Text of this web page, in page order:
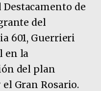
de
del
601, Guerrieri
en la
del plan
Gran Rosario.